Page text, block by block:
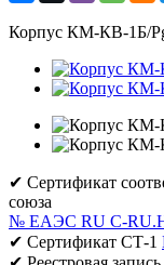
Корпус КМ-КВ-1Б/
✔ Сертификат
союза
№ ЕАЭС RU C-
✔ Сертификат СТ-1